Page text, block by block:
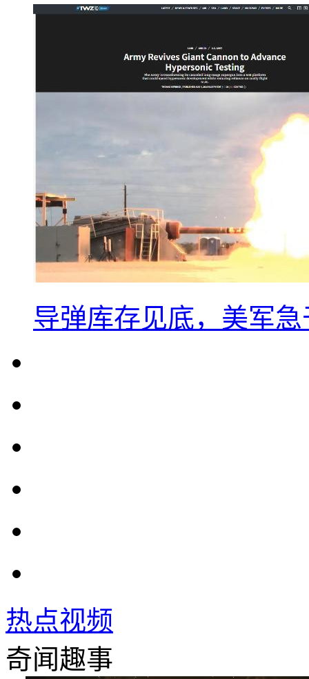
导弹库存见底，美军
热点视频
奇闻趣事